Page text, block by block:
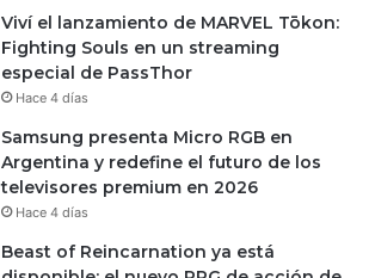
Viví el lanzamiento de MARVEL Tōkon:
Fighting Souls en un streaming
especial de PassThor
Hace 4 días
Samsung presenta Micro RGB en
Argentina y redefine el futuro de los
televisores premium en 2026
Hace 4 días
Beast of Reincarnation ya está